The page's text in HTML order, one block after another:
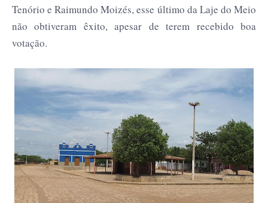
Tenório e Raimundo Moizés, esse último da Laje do Meio
não obtiveram êxito, apesar de terem recebido boa
votação.